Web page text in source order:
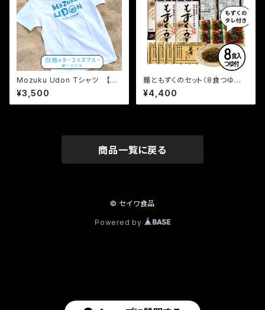
Mozuku Udon Tシャツ 【S
サイズ】送料無料
¥3,500
麺ともずくのセット（8食つゆ付）
¥4,400
商品一覧に戻る
© セイワ食品
Powered by